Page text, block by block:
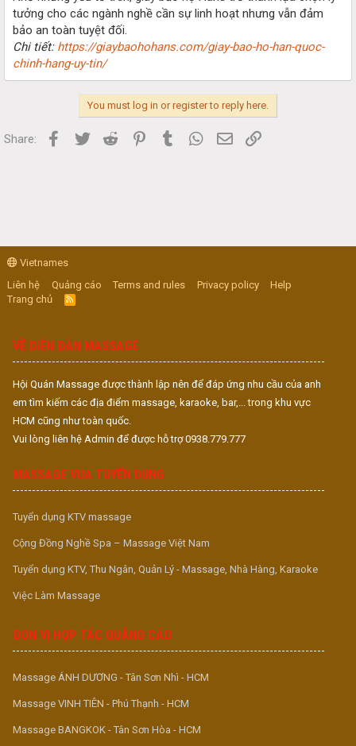
tưởng cho các ngành nghề cần sự linh hoạt nhưng vẫn đảm
bảo an toàn tuyệt đối.
Chi tiết: https://giaybaohohans.com/giay-bao-ho-han-quoc-
chinh-hang-uy-tin/
You must log in or register to reply here.
Share: Facebook
Twitter Reddit PinterestTumblr WhatsApp
Email
Vietnames
Liên hệ
Quảng cáo Terms and rules Privacy policy
Help
Trang chủ
R
S
VỀ DIỄN ĐÀN MASSAGE
Hội Quán Massage được thành lập nên để đáp ứng nhu cầu của anh
em tìm kiếm các địa điểm massage, karaoke, bar,... trong khu vực
HCM cũng như toàn quốc.
Vui lòng liên hệ Admin để được hỗ trợ 0938.779.777
MASSAGE VUA TUYỂN DỤNG
Tuyển dụng KTV massage
Cộng Đồng Nghề Spa – Massage Việt Nam
Tuyển dụng KTV, Thu Ngân, Quản Lý - Massage, Nhà Hàng, Karaoke
Việc Làm Massage
ĐƠN VỊ HỢP TÁC QUẢNG CÁO
Massage ÁNH DƯƠNG - Tân Sơn Nhì - HCM
Massage VINH TIÊN - Phú Thạnh - HCM
Massage BANGKOK - Tân Sơn Hòa - HCM